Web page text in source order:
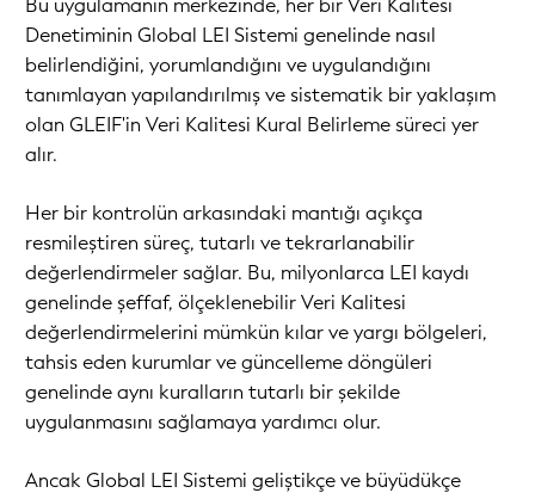
Bu uygulamanın merkezinde, her bir Veri Kalitesi
Denetiminin Global LEI Sistemi genelinde nasıl
belirlendiğini, yorumlandığını ve uygulandığını
tanımlayan yapılandırılmış ve sistematik bir yaklaşım
olan GLEIF'in Veri Kalitesi Kural Belirleme süreci yer
alır.
Her bir kontrolün arkasındaki mantığı açıkça
resmileştiren süreç, tutarlı ve tekrarlanabilir
değerlendirmeler sağlar. Bu, milyonlarca LEI kaydı
genelinde şeffaf, ölçeklenebilir Veri Kalitesi
değerlendirmelerini mümkün kılar ve yargı bölgeleri,
tahsis eden kurumlar ve güncelleme döngüleri
genelinde aynı kuralların tutarlı bir şekilde
uygulanmasını sağlamaya yardımcı olur.
Ancak Global LEI Sistemi geliştikçe ve büyüdükçe